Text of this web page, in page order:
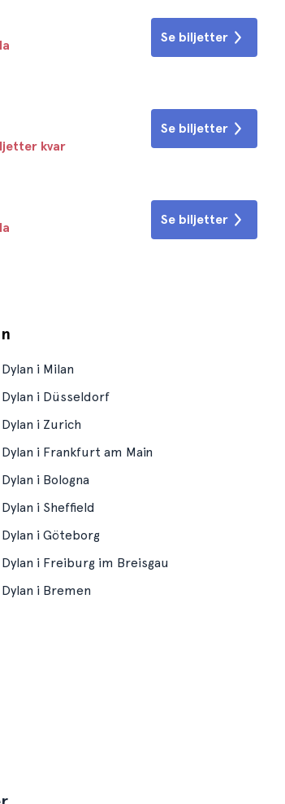
Se biljetter
kvar
Se biljetter
Se biljetter
i Milan
i Düsseldorf
i Zurich
i Frankfurt am Main
i Bologna
i Sheffield
i Göteborg
i Freiburg im Breisgau
i Bremen